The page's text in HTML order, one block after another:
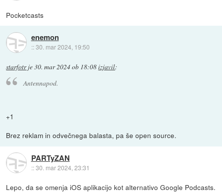
Pocketcasts
enemon
::30. mar 2024, 19:50
starfotrje30. mar 2024 ob 18:08izjavil:
Antennapod.
+1
Brez reklam in odvečnega balasta, pa še open source.
PARTyZAN
::30. mar 2024, 23:31
Lepo, da se omenja iOS aplikacijo kot alternativo Google Podcasts.